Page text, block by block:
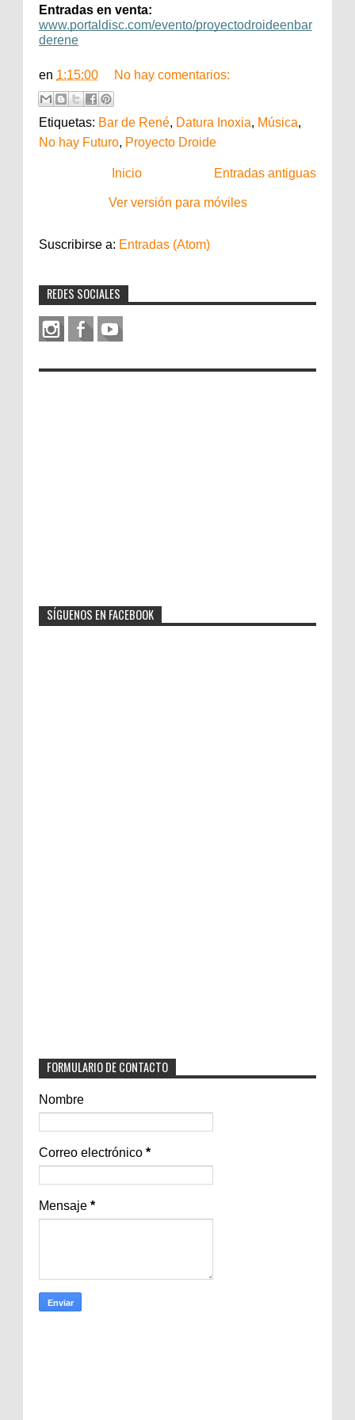
Entradas en venta:
www.portaldisc.com/evento/proyectodroideenbar
derene
en 1:15:00 No hay comentarios:
Etiquetas: Bar de René, Datura Inoxia, Música,
No hay Futuro, Proyecto Droide
Entradas antiguas
Inicio
Ver versión para móviles
Suscribirse a: Entradas (Atom)
REDES SOCIALES
SÍGUENOS EN FACEBOOK
FORMULARIO DE CONTACTO
Nombre
Correo electrónico *
Mensaje *